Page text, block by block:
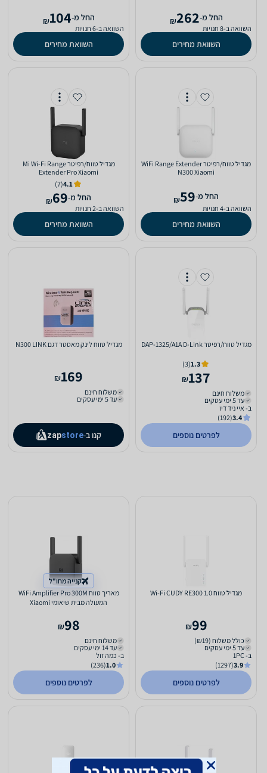
‫החל מ-262
₪
השוואה ב-8 חנויות
השוואת מחירים
‫החל מ-104
₪
השוואה ב-6 חנויות
השוואת מחירים
‏מגדיל טווח/רפיטר WiFi Range Extender
N300 Xiaomi
‫החל מ-59
₪
השוואה ב-4 חנויות
השוואת מחירים
‏מגדיל טווח/רפיטר Mi Wi-Fi Range
Extender Pro Xiaomi
4.1
(7)
‫החל מ-69
₪
השוואה ב-2 חנויות
השוואת מחירים
‏מגדיל טווח/רפיטר DAP-1325/A1A D-Link
1.3
(3)
137
₪
משלוח חינם
עד 5 ימי עסקים
ב- איי ניד דיו
3.4
(192)
לפרטים נוספים
מגדיל טווח לינק מאסטר דגם N300 LINK
169
₪
משלוח חינם
עד 5 ימי עסקים
קנו ב- zapstore
מגדיל טווח Wi-Fi CUDY RE300 1.0
99
₪
כולל משלוח (₪19)
עד 5 ימי עסקים
ב- 1PC
3.9
(1297)
לפרטים נוספים
קנייה מחו"ל
מאריך טווח WiFi Amplifier Pro 300M
המעולה מבית שיאומי Xiaomi
98
₪
משלוח חינם
עד 14 ימי עסקים
ב- כמה זול
1.0
(236)
לפרטים נוספים